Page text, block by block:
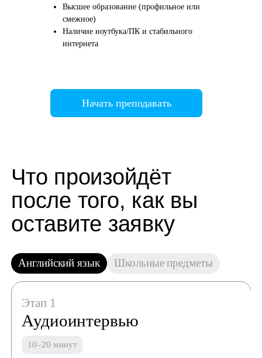
Начать преподавать
Высшее образование (профильное или
смежное)
Наличие ноутбука/ПК и стабильного
интернета
Начать преподавать